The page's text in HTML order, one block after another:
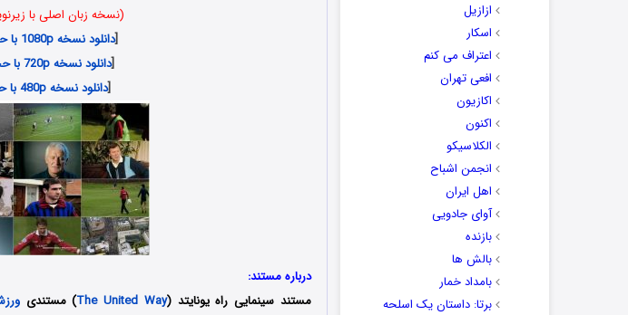
ازازیل
اسکار
اعتراف می کنم
افعی تهران
اکازیون
اکنون
الکلاسیکو
انجمن اشباح
اهل ایران
آوای جادویی
بازنده
بالش ها
بامداد خمار
برتا: داستان یک اسلحه
(نسخه زبان اصلی با
[دانلود نسخه 1080p با حجم 1.68 گیگابایت
[دانلود نسخه 720p با حجم 1.04 گیگابایت
[دانلود نسخه 480p با حجم 567 مگابایت
درباره مستند:
مستند سینمایی راه یونایتد (The United Way) مستندی